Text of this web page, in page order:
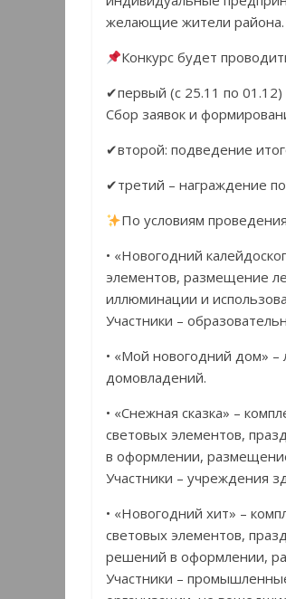
желающие жители района.
Конкурс будет
✔первый (с 25.11 по
Сбор заявок и
✔второй: подведение
✔третий – награждение
По условиям
• «Новогодний
элементов, размещение
иллюминации и
Участники –
• «Мой новогодний дом»
домовладений.
• «Снежная сказка» –
световых элементов,
в оформлении,
Участники – учреждения
• «Новогодний хит» –
световых элементов,
решений в оформлении,
Участники –